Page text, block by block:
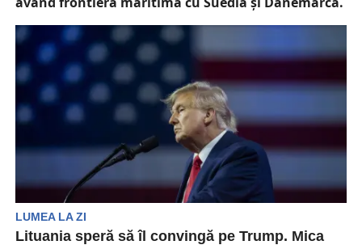
LUMEA LA ZI
Lituania speră să îl convingă pe Trump. Mica